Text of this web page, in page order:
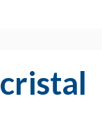
cristal